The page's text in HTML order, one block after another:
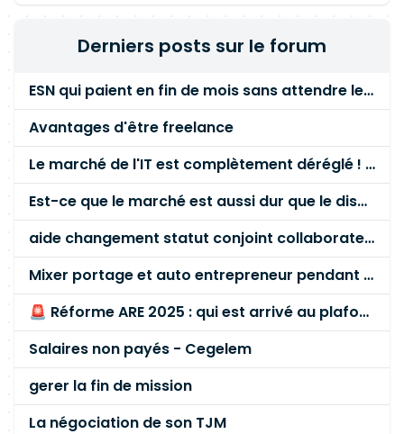
solutionDerniers posts sur le forum
ESN qui paient en fin de mois sans attendre le paiement client ?
Avantages d'être freelance
Le marché de l'IT est complètement déréglé ! STOP à cette mascarade ! Il faut s'unir et résister !
Est-ce que le marché est aussi dur que le disent les commerciaux ?
aide changement statut conjoint collaborateur
Mixer portage et auto entrepreneur pendant des années - quel risque ?
🚨 Réforme ARE 2025 : qui est arrivé au plafond des 60 % en gardant son entreprise ?
Salaires non payés - Cegelem
gerer la fin de mission
La négociation de son TJM